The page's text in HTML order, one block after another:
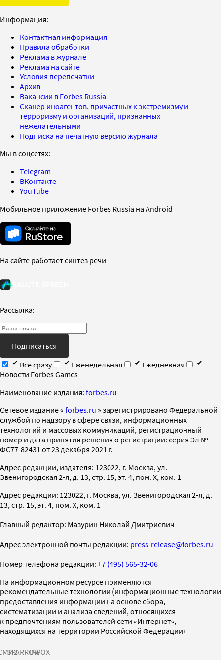
Информация:
Контактная информация
Правила обработки
Реклама в журнале
Реклама на сайте
Условия перепечатки
Архив
Вакансии в Forbes Russia
Сканер иноагентов, причастных к экстремизму и
терроризму и организаций, признанных
нежелательными
Подписка на печатную версию журнала
Мы в соцсетях:
Telegram
ВКонтакте
YouTube
Мобильное приложение Forbes Russia на Android
На сайте работает синтез речи
Рассылка:
Подписаться
Все сразу
Еженедельная
Ежедневная
Новости Forbes Games
Наименование издания: forbes.ru
Cетевое издание « forbes.ru » зарегистрировано Федеральной
службой по надзору в сфере связи, информационных
технологий и массовых коммуникаций, регистрационный
номер и дата принятия решения о регистрации: серия Эл №
ФС77-82431 от 23 декабря 2021 г.
Адрес редакции, издателя: 123022, г. Москва, ул.
Звенигородская 2-я, д. 13, стр. 15, эт. 4, пом. X, ком. 1
Адрес редакции: 123022, г. Москва, ул. Звенигородская 2-я, д.
13, стр. 15, эт. 4, пом. X, ком. 1
Главный редактор: Мазурин Николай Дмитриевич
Адрес электронной почты редакции: press-release@forbes.ru
Номер телефона редакции: +7 (495) 565-32-06
На информационном ресурсе применяются
рекомендательные технологии (информационные технологии
предоставления информации на основе сбора,
систематизации и анализа сведений, относящихся
к предпочтениям пользователей сети «Интернет»,
находящихся на территории Российской Федерации)
SPARROWINFOX